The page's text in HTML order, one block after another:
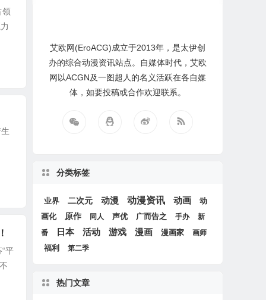
领
平
艾欧网(EroACG)成立于2013年，是太伊创
办的综合动漫资讯站点。自媒体时代，艾欧
网以ACGN及一图超人的名义活跃在各自媒
体，如要投稿或合作欢迎联系。
分类标签
业界 二次元 动漫 动漫资讯 动画
动
画化
原作 同人 声优 广而告之 手办
新
番
日本 活动 游戏 漫画 漫画家 画师
福利 第二季
热门文章